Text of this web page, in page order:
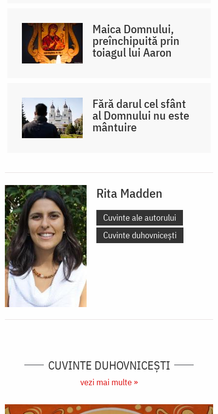
Maica Domnului,
preînchipuită prin
toiagul lui Aaron
Fără darul cel sfânt
al Domnului nu este
mântuire
Rita Madden
Cuvinte ale autorului
Cuvinte duhovnicești
CUVINTE DUHOVNICEȘTI
vezi mai multe »